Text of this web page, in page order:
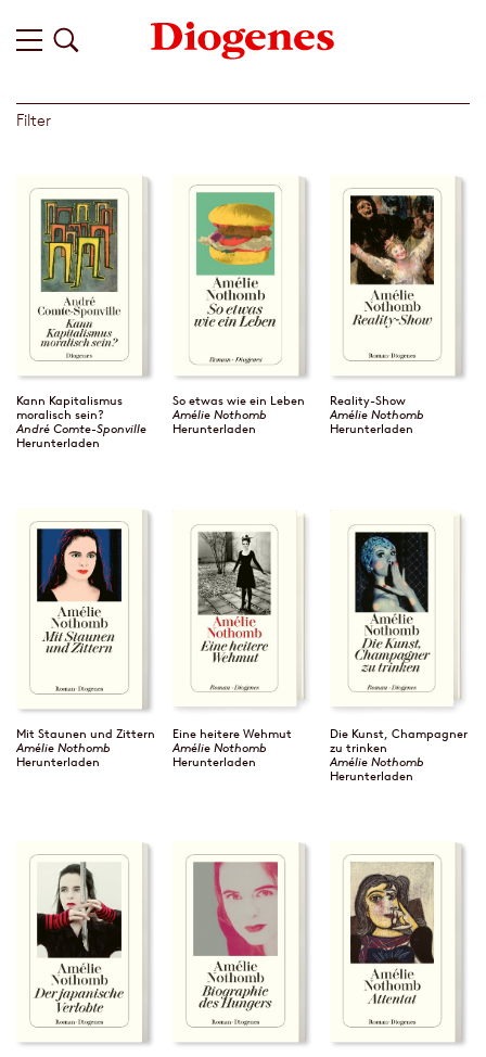
Filter
Kann Kapitalismus
moralisch sein?
André Comte-Sponville
Herunterladen
So etwas wie ein Leben
Amélie Nothomb
Herunterladen
Reality-Show
Amélie Nothomb
Herunterladen
Mit Staunen und Zittern
Amélie Nothomb
Herunterladen
Eine heitere Wehmut
Amélie Nothomb
Herunterladen
Die Kunst, Champagner
zu trinken
Amélie Nothomb
Herunterladen